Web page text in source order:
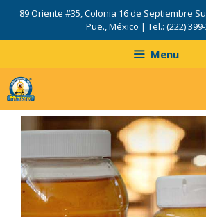
89 Oriente #35, Colonia 16 de Septiembre
Pue., México | Tel.: (222)
Menu